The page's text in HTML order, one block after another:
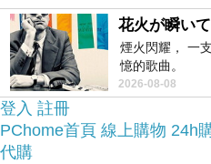
而且在網路上購買，品
賞期，不滿意可以
貴!
服務這麼優，當然在網路
花火が瞬いて
煙火閃耀， 一
憶的歌曲。
2026-08-08
登入 註冊
PChome首頁 線上購物 24h
代購